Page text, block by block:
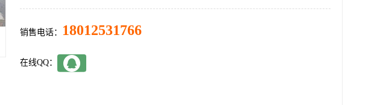
销售电话： 18012531766
在线QQ：